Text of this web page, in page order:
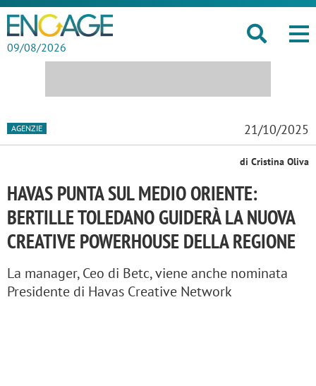
09/08/2026
AGENZIE 21/10/2025
di Cristina Oliva
HAVAS PUNTA SUL MEDIO ORIENTE:
BERTILLE TOLEDANO GUIDERÀ LA NUOVA
CREATIVE POWERHOUSE DELLA REGIONE
La manager, Ceo di Betc, viene anche nominata
Presidente di Havas Creative Network